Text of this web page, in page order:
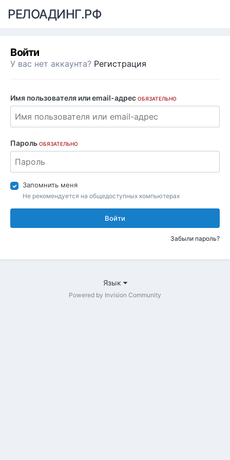
РЕЛОАДИНГ.РФ
Войти
У вас нет аккаунта? Регистрация
Имя пользователя или email-адрес ОБЯЗАТЕЛЬНО
Пароль ОБЯЗАТЕЛЬНО
Запомнить меня
Не рекомендуется на общедоступных компьютерах
Войти
Забыли пароль?
Язык
Powered by Invision Community